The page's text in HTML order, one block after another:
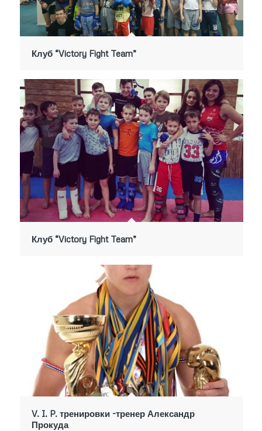
Клуб “Victory Fight Team”
Клуб “Victory Fight Team”
V. I. P. тренировки -тренер Александр
Прокуда